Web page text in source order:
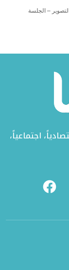
– الجلسة
اجتماعياً،